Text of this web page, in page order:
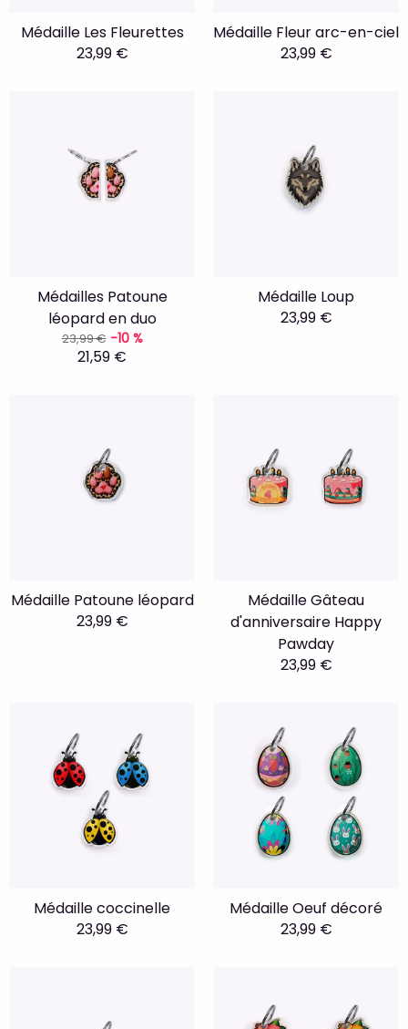
Médaille Les Fleurettes
23,99 €
Médaille Fleur arc-en-ciel
23,99 €
Médailles Patoune
léopard en duo
23,99 € -10 %
21,59 €
Médaille Loup
23,99 €
Médaille Patoune léopard
23,99 €
Médaille Gâteau
d'anniversaire Happy
Pawday
23,99 €
Médaille coccinelle
23,99 €
Médaille Oeuf décoré
23,99 €